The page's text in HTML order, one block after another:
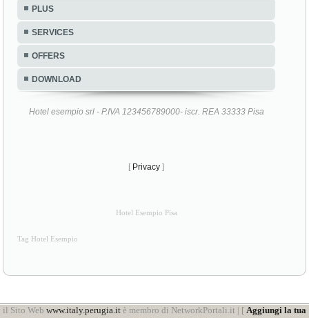
PLUS
SERVICES
OFFERS
DOWNLOAD
Hotel esempio srl - P.IVA 123456789000- iscr. REA 33333 Pisa
[ Privacy ]
Hotel Esempio Pisa
Tag Hotel Esempio
il Sito Web www.italy.perugia.it è membro di NetworkPortali.it | [ Aggiungi la tua